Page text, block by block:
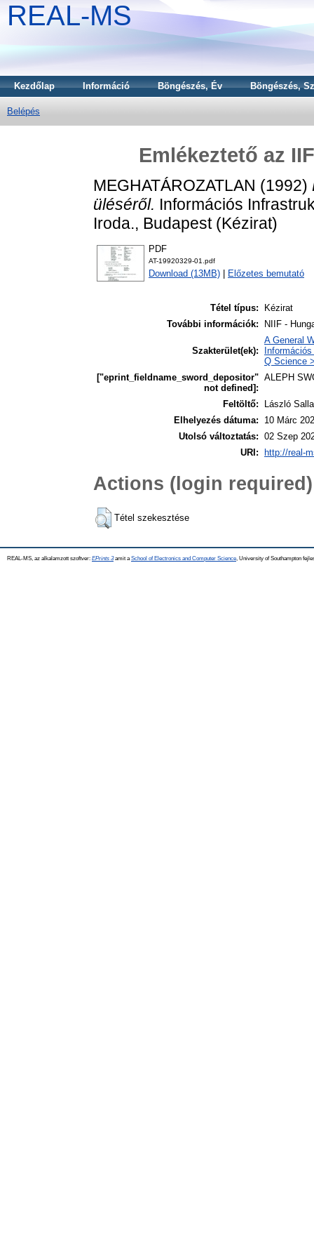
REAL-MS
Kezdőlap Információ Böngészés, Év Böngészés,
Belépés
Emlékeztető az
MEGHATÁROZATLAN (1992)
üléséről. Információs
Iroda., Budapest (Kézirat)
PDF
AT-19920329-01.pdf
Download (13MB) Előzetes bemutató
Tétel típus:
Kézirat
További információk:
NIIF -
Szakterület(ek):
A General
Q Science
["eprint_fieldname_sword_depositor"
not defined]:
ALEPH
Feltöltő:
László
Elhelyezés dátuma:
10 Márc
Utolsó változtatás: 02 Szep
URI:
http://real-
Actions (login required)
Tétel szekesztése
REAL-MS, az alkalamzott szoftver: EPrints 3amit a School of Electronics and Computer Science , University of Southampton